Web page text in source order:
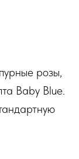
розы,
Baby Blue.